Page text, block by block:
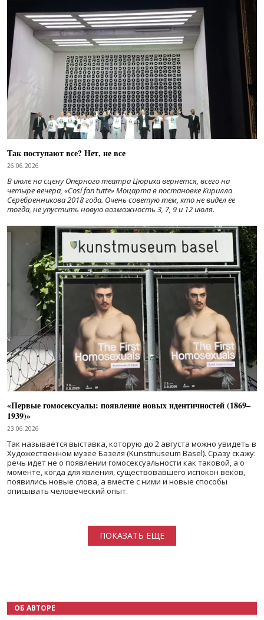
Так поступают все? Нет, не все
26.06.2026
В июле на сцену Оперного театра Цюриха вернется, всего на
четыре вечера, «Cosí fan tutte» Моцарта в постановке Кирилла
Серебренникова 2018 года. Очень советую тем, кто не видел ее
тогда, не упустить новую возможность 3, 7, 9 и 12 июля.
«Первые гомосексуалы: появление новых идентичностей (1869–
1939)»
23.06.2026
Так называется выставка, которую до 2 августа можно увидеть в
Художественном музее Базеля (Kunstmuseum Basel). Сразу скажу:
речь идет не о появлении гомосексуальности как таковой, а о
моменте, когда для явления, существовавшего испокон веков,
появились новые слова, а вместе с ними и новые способы
описывать человеческий опыт.
ПОКАЗАТЬ ЕЩЕ
ОБ АВТОРЕ